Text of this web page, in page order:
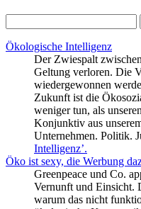
nach:
Ökologische Intelligenz
Der Zwiespalt
Geltung verloren. Die
wiedergewonnen
Zukunft ist die
weniger tun, als
Konjunktiv aus
Unternehmen. Politik.
Intelligenz’.
Öko ist sexy, die Werbung
Greenpeace und Co.
Vernunft und Einsicht.
warum das nicht